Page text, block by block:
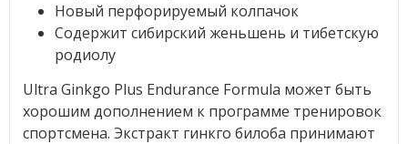
Новый перфорируемый колпачок
Содержит сибирский женьшень и тибетскую
родиолу
Ultra Ginkgo Plus Endurance Formula может быть
хорошим дополнением к программе тренировок
спортсмена. Экстракт гинкго билоба принимают